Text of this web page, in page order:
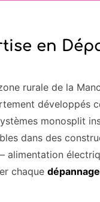
en
rurale de la
développés
monosplit
dans des
chaque